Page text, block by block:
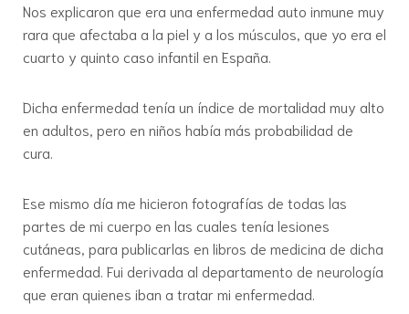
Nos explicaron que era una enfermedad auto inmune muy
rara que afectaba a la piel y a los músculos, que yo era el
cuarto y quinto caso infantil en España.
Dicha enfermedad tenía un índice de mortalidad muy alto
en adultos, pero en niños había más probabilidad de
cura.
Ese mismo día me hicieron fotografías de todas las
partes de mi cuerpo en las cuales tenía lesiones
cutáneas, para publicarlas en libros de medicina de dicha
enfermedad. Fui derivada al departamento de neurología
que eran quienes iban a tratar mi enfermedad.